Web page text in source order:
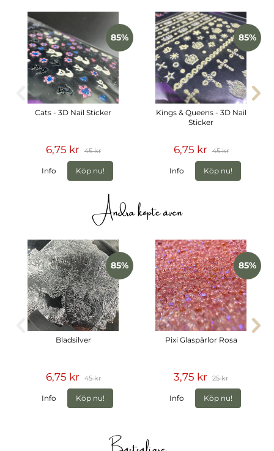
85%
Cats - 3D Nail Sticker
6,75 kr 45 kr
Info Köp nu!
85%
Kings & Queens - 3D Nail
Sticker
6,75 kr 45 kr
Info Köp nu!
Andra köpte även
85%
Bladsilver
6,75 kr 45 kr
Info Köp nu!
85%
Pixi Glaspärlor Rosa
3,75 kr 25 kr
Info Köp nu!